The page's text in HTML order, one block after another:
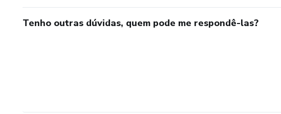
Tenho outras dúvidas, quem pode me respondê-las?